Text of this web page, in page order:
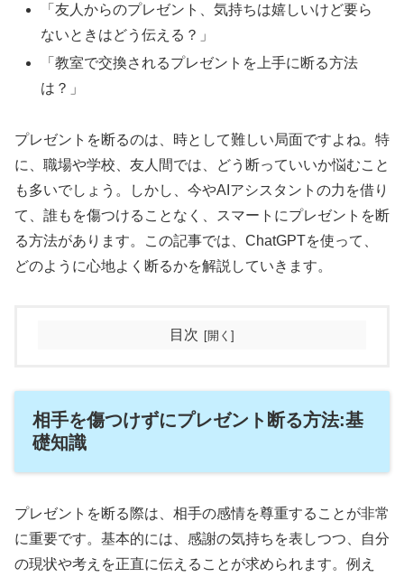
「友人からのプレゼント、気持ちは嬉しいけど要ら
ないときはどう伝える？」
「教室で交換されるプレゼントを上手に断る方法
は？」
プレゼントを断るのは、時として難しい局面ですよね。特
に、職場や学校、友人間では、どう断っていいか悩むこと
も多いでしょう。しかし、今やAIアシスタントの力を借り
て、誰もを傷つけることなく、スマートにプレゼントを断
る方法があります。この記事では、ChatGPTを使って、
どのように心地よく断るかを解説していきます。
目次
相手を傷つけずにプレゼント断る方法:基
礎知識
プレゼントを断る際は、相手の感情を尊重することが非常
に重要です。基本的には、感謝の気持ちを表しつつ、自分
の現状や考えを正直に伝えることが求められます。例え